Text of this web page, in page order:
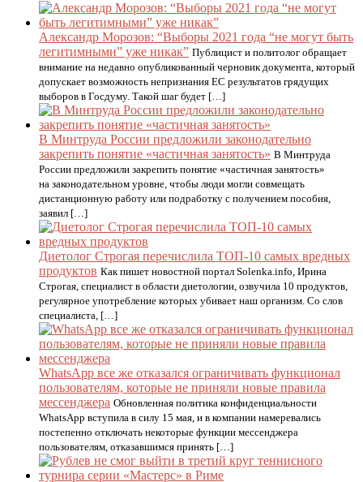
Александр Морозов: “Выборы 2021 года “не могут быть
легитимными” уже никак” Публицист и политолог обращает
внимание на недавно опубликованный черновик документа, который
допускает возможность непризнания ЕС результатов грядущих
выборов в Госдуму. Такой шаг будет […]
В Минтруда России предложили законодательно
закрепить понятие «частичная занятость» В Минтруда
России предложили закрепить понятие «частичная занятость»
на законодательном уровне, чтобы люди могли совмещать
дистанционную работу или подработку с получением пособия,
заявил […]
Диетолог Строгая перечислила ТОП-10 самых вредных
продуктов Как пишет новостной портал Solenka.info, Ирина
Строгая, специалист в области диетологии, озвучила 10 продуктов,
регулярное употребление которых убивает наш организм. Со слов
специалиста, […]
WhatsApp все же отказался ограничивать функционал
пользователям, которые не приняли новые правила
мессенджера Обновленная политика конфиденциальности
WhatsApp вступила в силу 15 мая, и в компании намеревались
постепенно отключать некоторые функции мессенджера
пользователям, отказавшимся принять […]